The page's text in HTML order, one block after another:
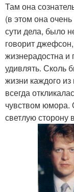
Там она
(в этом она
сути дела, было
говорит
жизнерадостна и
удивлять. Сколь
жизни каждого
всегда
чувством юмора.
светлую сторону